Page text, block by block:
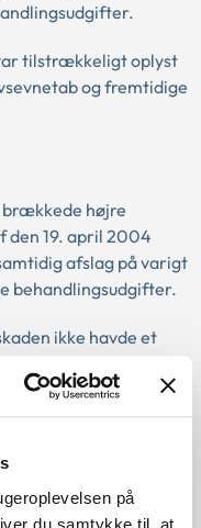
på
du samtykke til, at
tilstrækkeligt oplyst
og fremtidige
brækkede højre
den 19. april 2004
afslag på varigt
behandlingsudgifter.
ikke havde et
afgørelsen
venstre skulder, da